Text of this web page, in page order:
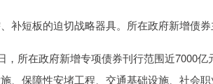
补短板的迫切战略器具。所在政府新增债券
，所在政府新增专项债券刊行范围近7000
、保障性安堵工程、交通基础设施、社会职